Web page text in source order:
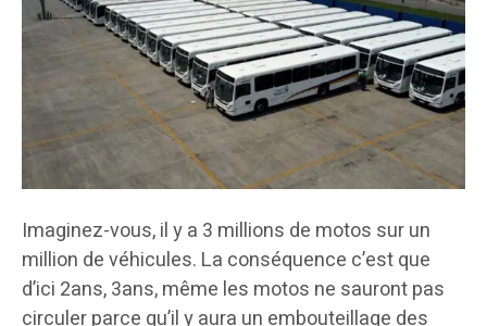
Imaginez-vous, il y a 3 millions de motos sur un
million de véhicules. La conséquence c’est que
d’ici 2ans, 3ans, même les motos ne sauront pas
circuler parce qu’il y aura un embouteillage des